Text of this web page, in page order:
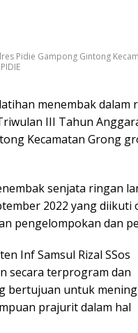
Pidie Gampong Gintong
menembak dalam
III Tahun
Kecamatan Grong
senjata ringan
2022 yang diikuti
pengelompokan dan
Inf Samsul Rizal SSos
secara terprogram dan
bertujuan untuk
prajurit dalam hal